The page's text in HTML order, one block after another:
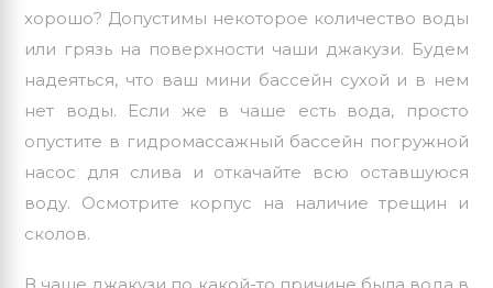
хорошо? Допустимы некоторое количество воды
или грязь на поверхности чаши джакузи. Будем
надеяться, что ваш мини бассейн сухой и в нем
нет воды. Если же в чаше есть вода, просто
опустите в гидромассажный бассейн погружной
насос для слива и откачайте всю оставшуюся
воду. Осмотрите корпус на наличие трещин и
сколов.